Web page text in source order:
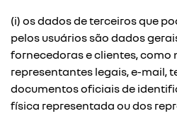
(i) os dados de terceiros que
pelos usuários são dados
fornecedoras e clientes, como
representantes legais, e-mail,
documentos oficiais de
física representada ou dos